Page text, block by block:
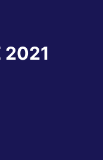
2021